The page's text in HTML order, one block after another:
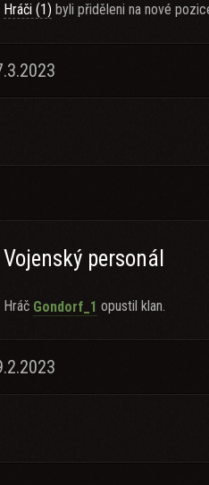
Hráči (1) byli přiděleni na nové
Vojenský personál
Hráč Gondorf_1 opustil klan.